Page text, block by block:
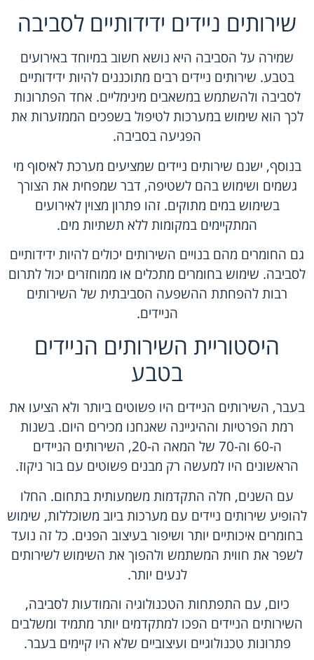
שירותים ניידים ידידותיים לסביבה
שמירה על הסביבה היא נושא חשוב במיוחד באירועים
בטבע. שירותים ניידים רבים מתוכננים להיות ידידותיים
לסביבה ולהשתמש במשאבים מינימליים. אחד הפתרונות
לכך הוא שימוש במערכות לטיפול בשפכים הממזערות את
הפגיעה בסביבה.
בנוסף, ישנם שירותים ניידים שמציעים מערכת לאיסוף מי
גשמים ושימוש בהם לשטיפה, דבר שמפחית את הצורך
בשימוש במים מתוקים. זהו פתרון מצוין לאירועים
המתקיימים במקומות ללא תשתיות מים.
גם החומרים מהם בנויים השירותים יכולים להיות ידידותיים
לסביבה. שימוש בחומרים מתכלים או ממוחזרים יכול לתרום
רבות להפחתת ההשפעה הסביבתית של השירותים
הניידים.
היסטוריית השירותים הניידים
בטבע
בעבר, השירותים הניידים היו פשוטים ביותר ולא הציעו את
רמת הפרטיות וההיגיינה שאנחנו מכירים היום. בשנות
ה-60 וה-70 של המאה ה-20, השירותים הניידים
הראשונים היו למעשה רק מבנים פשוטים עם בור ניקוז.
עם השנים, חלה התקדמות משמעותית בתחום. החלו
להופיע שירותים ניידים עם מערכות ביוב משוכללות, שימוש
בחומרים איכותיים יותר ושיפור בעיצוב הפנים. כל זה נועד
לשפר את חווית המשתמש ולהפוך את השימוש לשירותים
לנעים יותר.
כיום, עם התפתחות הטכנולוגיה והמודעות לסביבה,
השירותים הניידים הפכו למתקדמים יותר מתמיד ומשלבים
פתרונות טכנולוגיים ועיצוביים שלא היו קיימים בעבר.